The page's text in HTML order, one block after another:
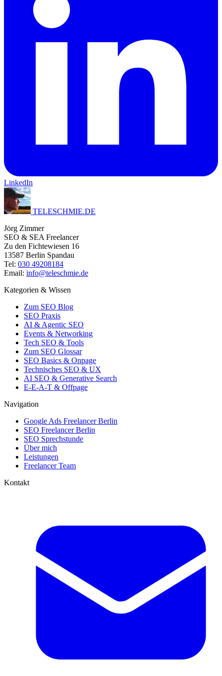
LinkedIn
TELESCHMIE.DE
Jörg Zimmer
SEO & SEA Freelancer
Zu den Fichtewiesen 16
13587 Berlin Spandau
Tel: 030 49208184
Email: info@teleschmie.de
Kategorien & Wissen
Zum SEO Blog
SEO Praxis
AI & Agentic SEO
Events & Networking
Tech SEO & Tools
Zum SEO Glossar
SEO Basics & Onpage
Technisches SEO & UX
AI SEO & Generative Search
E-E-A-T & Offpage
Navigation
Google Ads Freelancer Berlin
SEO Freelancer Berlin
SEO Sprechstunde
Über mich
Leistungen
Freelancer Team
Kontakt